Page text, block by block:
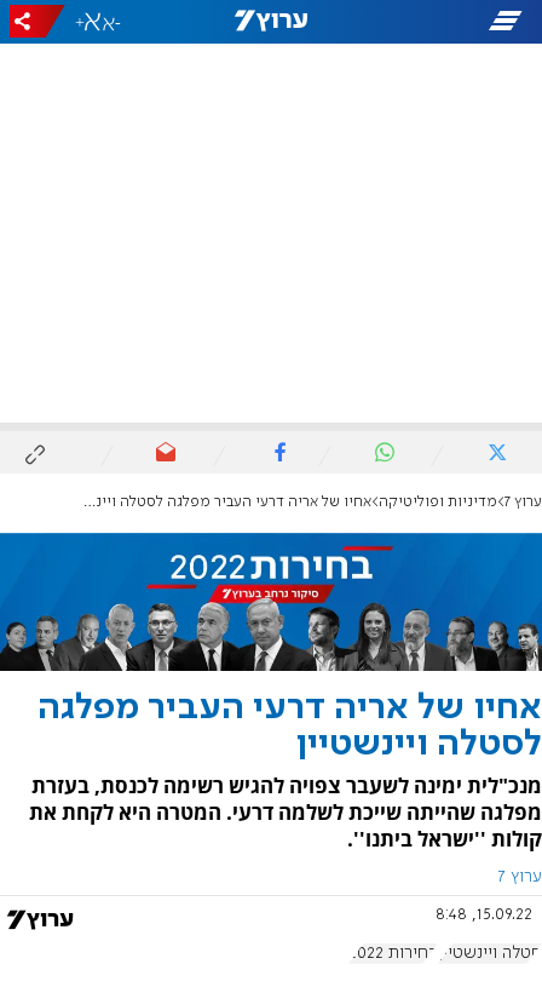
-
+
ערוץ 7 מדיניות ופוליטיקה אחיו של אריה דרעי העביר מפלגה לסטלה ויינשטיין
אחיו של אריה דרעי העביר מפלגה
לסטלה ויינשטיין
מנכ"לית ימינה לשעבר צפויה להגיש רשימה לכנסת, בעזרת
מפלגה שהייתה שייכת לשלמה דרעי. המטרה היא לקחת את
קולות ''ישראל ביתנו''.
ערוץ 7
15.09.22, 8:48
סטלה ויינשטיין בחירות 2022